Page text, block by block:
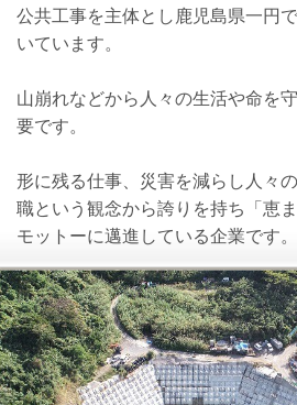
公共工事を主体とし鹿児島県一円
いています。
山崩れなどから人々の生活や命を
要です。
形に残る仕事、災害を減らし人々
職という観念から誇りを持ち「恵
モットーに邁進している企業です。